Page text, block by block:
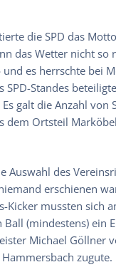
die SPD das
das Wetter nicht so
es herrschte bei
Standes
galt die Anzahl von
dem Ortsteil
Auswahl des
erschienen
mussten sich
(mindestens) ein
Michael Göllner
zugute.